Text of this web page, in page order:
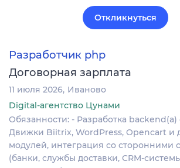
Откликнуться
Разработчик php
Договорная зарплата
11 июля 2026 Иваново
Digital-агентство Цунами
Обязанности: - Разработка
Движки Biitrix, WordPress, Opencart и
модулей, интеграция со сторонними
(банки, службы доставки, CRM-